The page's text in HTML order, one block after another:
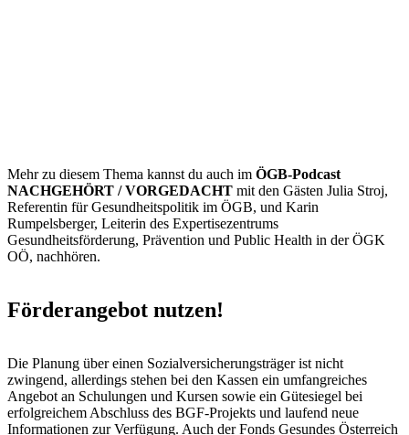
Mehr zu diesem Thema kannst du auch im ÖGB-Podcast
NACHGEHÖRT / VORGEDACHT mit den Gästen Julia Stroj,
Referentin für Gesundheitspolitik im ÖGB, und Karin
Rumpelsberger, Leiterin des Expertisezentrums
Gesundheitsförderung, Prävention und Public Health in der ÖGK
OÖ, nachhören.
Förderangebot nutzen!
Die Planung über einen Sozialversicherungsträger ist nicht
zwingend, allerdings stehen bei den Kassen ein umfangreiches
Angebot an Schulungen und Kursen sowie ein Gütesiegel bei
erfolgreichem Abschluss des BGF-Projekts und laufend neue
Informationen zur Verfügung. Auch der Fonds Gesundes Österreich